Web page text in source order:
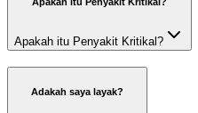
Apakah itu Penyakit Kritikal?
Adakah saya layak?